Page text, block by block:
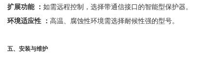
扩展功能
： 如需远程控制，选择带通信接口的智能型保护器。
环境适应性
： 高温、腐蚀性环境需选择耐候性强的型号。
五、安装与维护